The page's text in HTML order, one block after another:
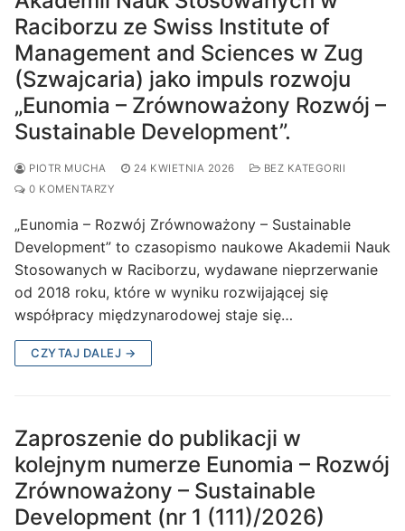
Raciborzu ze Swiss Institute of
Management and Sciences w Zug
(Szwajcaria) jako impuls rozwoju
„Eunomia – Zrównoważony Rozwój –
Sustainable Development”.
PIOTR MUCHA 24 KWIETNIA 2026
BEZ KATEGORII
0 KOMENTARZY
„Eunomia – Rozwój Zrównoważony – Sustainable
Development” to czasopismo naukowe Akademii Nauk
Stosowanych w Raciborzu, wydawane nieprzerwanie
od 2018 roku, które w wyniku rozwijającej się
współpracy międzynarodowej staje się…
CZYTAJ DALEJ →
Zaproszenie do publikacji w
kolejnym numerze Eunomia – Rozwój
Zrównoważony – Sustainable
Development (nr 1 (111)/2026)